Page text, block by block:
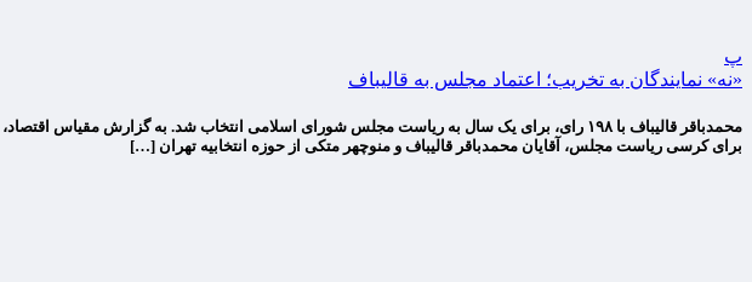
پ
«نه» نمایندگان به تخریب؛ اعتماد مجلس به قالیباف
برای کرسی ریاست مجلس، آقایان محمدباقر قالیباف و منوچهر متکی از حوزه انتخابیه تهران […]